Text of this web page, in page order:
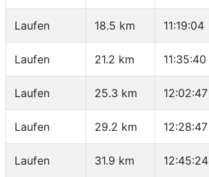
Laufen 18.5 km 11:19:04
Laufen 21.2 km 11:35:40
Laufen 25.3 km 12:02:47
Laufen 29.2 km 12:28:47
Laufen 31.9 km 12:45:24